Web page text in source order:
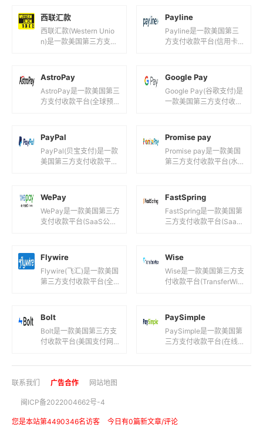
西联汇款
西联汇款(Western Unio
n)是一款美国第三方支付
持美元,欧元,港...
Payline
Payline是一款美国第三
方支付收款平台(信用卡
货币之间的电子支付、转
AstroPay
AstroPay是一款美国第三
方支付收款平台(全球预
之间的电子支付、转账
和...
Google Pay
Google Pay(谷歌支付)是
一款美国第三方支付收款
国际主要流通货币等...
PayPal
PayPal(贝宝支付)是一款
美国第三方支付收款平台
元,欧元,英镑,日...
Promise pay
Promise pay是一款美国
第三方支付收款平台(水
际主流货币之间的电子
WePay
WePay是一款美国第三方
支付收款平台(SaaS公司
之间的电子支付、转账
和...
FastSpring
FastSpring是一款美国第
三方支付收款平台(SaaS
元等国际主流货币之...
Flywire
Flywire(飞汇)是一款美国
第三方支付收款平台(全
等国际主流货币之间的...
Wise
Wise是一款美国第三方支
付收款平台(TransferWis
元,英镑等国际主...
Bolt
Bolt是一款美国第三方支
付收款平台(美国支付网
款服...
PaySimple
PaySimple是一款美国第
三方支付收款平台(在线
联系我们 广告合作 网站地图
闽ICP备2022004662号-4
您是本站第4490346名访客 今日有0篇新文章/评论